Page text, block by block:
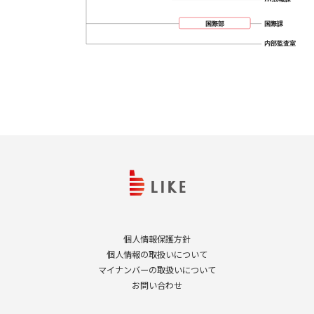
個人情報保護方針
個人情報の取扱いについて
マイナンバーの取扱いについて
お問い合わせ